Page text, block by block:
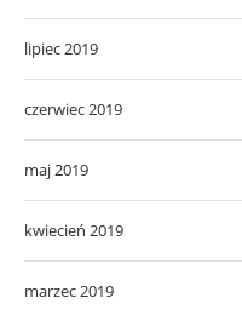
lipiec 2019
czerwiec 2019
maj 2019
kwiecień 2019
marzec 2019